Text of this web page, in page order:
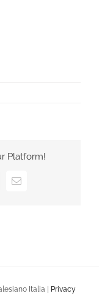
Platform!
Email
Italia | Privacy